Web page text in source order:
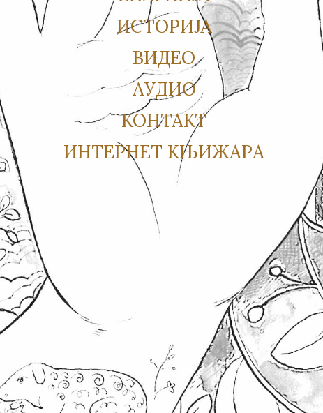
ИСТОРИЈА
ВИДЕО
АУДИО
КОНТАКТ
ИНТЕРНЕТ КЊИЖАРА